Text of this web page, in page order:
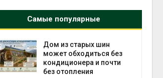
Самые популярные
Дом из старых шин
может обходиться без
кондиционера и почти
без отопления